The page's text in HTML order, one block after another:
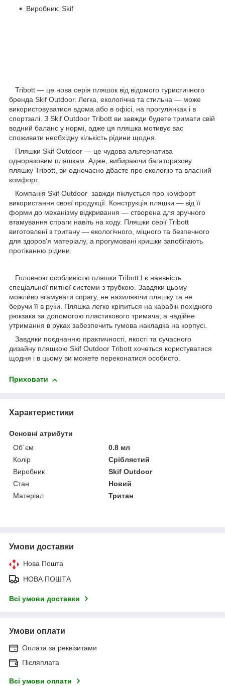
Виробник: Skif
Tribott — це нова серія пляшок від відомого туристичного
бренда Skif Outdoor. Легка, екологічна та стильна — може
використовуватися вдома або в офісі, на прогулянках і в
спортзалі. З Skif Outdoor Tribott ви завжди будете тримати свій
водний баланс у нормі, адже ця пляшка мотивує вас
споживати необхідну кількість рідини щодня.
Пляшки Skif Outdoor — це чудова альтернатива
одноразовим пляшкам. Адже, вибираючи багаторазову
пляшку Tribott, ви одночасно дбаєте про екологію та власний
комфорт.
Компанія Skif Outdoor завжди піклується про комфорт
використання своєї продукції. Конструкція пляшки — від її
форми до механізму відкривання — створена для зручного
втамування спраги навіть на ходу. Пляшки серії Tribott
виготовлені з тритану — екологічного, міцного та безпечного
для здоров'я матеріалу, а прогумовані кришки запобігають
протіканню рідини.
Головною особливістю пляшки Tribott I є наявність
спеціальної питної системи з трубкою. Завдяки цьому
можливо вгамувати спрагу, не нахиляючи пляшку та не
беручи її в руки. Пляшка легко кріпиться на карабін похідного
рюкзака за допомогою пластикового тримача, а надійне
утримання в руках забезпечить гумова накладка на корпусі.
Завдяки поєднанню практичності, якості та сучасного
дизайну пляшкою Skif Outdoor Tribott хочеться користуватися
щодня і в цьому ви можете переконатися особисто.
Приховати
Характеристики
Основні атрибути
Об`єм
0.8 мл
Колір
Сріблястий
Виробник
Skif Outdoor
Стан
Новий
Матеріал
Тритан
Умови доставки
Нова Пошта
НОВА ПОШТА
Всі умови доставки
Умови оплати
Оплата за реквізитами
Післяплата
Всі умови оплати